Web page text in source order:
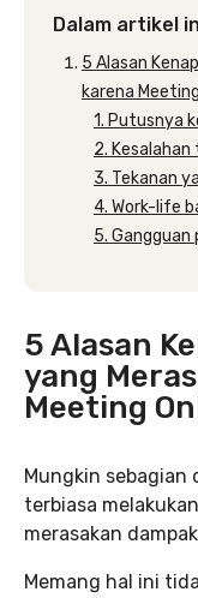
Dalam artikel
5 Alasan
karena
1. Putusnya
2. Kesalahan
3. Tekanan
4. Work-life
5. Gangguan
5 Alasan
yang
Meeting
Mungkin sebagian
terbiasa
merasakan
Memang hal ini